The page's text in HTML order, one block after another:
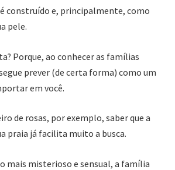
construído e, principalmente, como
pele.
Porque, ao conhecer as famílias
prever (de certa forma) como um
em você.
de rosas, por exemplo, saber que a
praia já facilita muito a busca.
mais misterioso e sensual, a família